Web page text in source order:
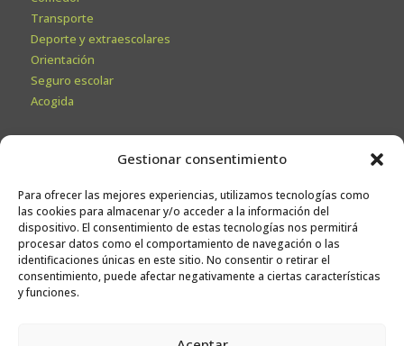
Gestionar consentimiento
Para ofrecer las mejores experiencias, utilizamos tecnologías como
las cookies para almacenar y/o acceder a la información del
dispositivo. El consentimiento de estas tecnologías nos permitirá
procesar datos como el comportamiento de navegación o las
identificaciones únicas en este sitio. No consentir o retirar el
consentimiento, puede afectar negativamente a ciertas características
y funciones.
Transporte
Deporte y extraescolares
Orientación
Seguro escolar
Acogida
Admisiones
Calendario escolar
Contacto
Sugerencias